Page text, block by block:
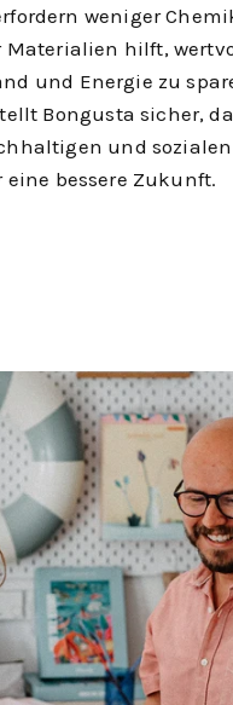
weniger
Materialien hilft,
und Energie zu
Bongusta sicher,
und sozialen
bessere Zukunft.